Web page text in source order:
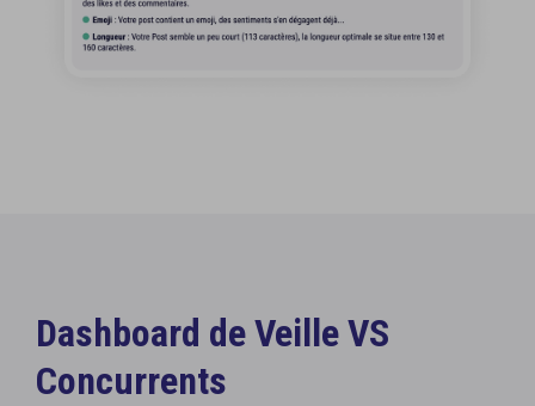
Dashboard de Veille VS
Concurrents